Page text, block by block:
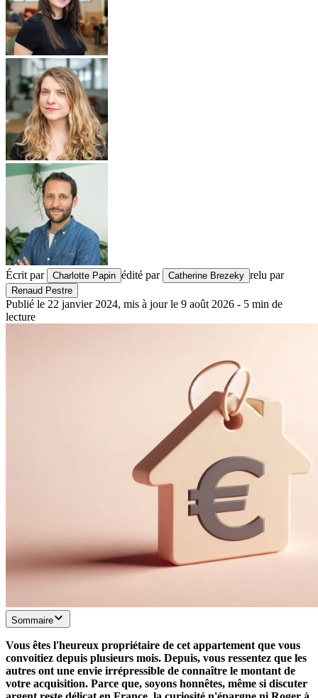
Écrit par Charlotte Papin édité par Catherine Brezeky relu par
Renaud Pestre
Publié le 22 janvier 2024, mis à jour le 9 août 2026 - 5 min de
lecture
Sommaire
Vous êtes l'heureux propriétaire de cet appartement que vous
convoitiez depuis plusieurs mois. Depuis, vous ressentez que les
autres ont une envie irrépressible de connaître le montant de
votre acquisition. Parce que, soyons honnêtes, même si discuter